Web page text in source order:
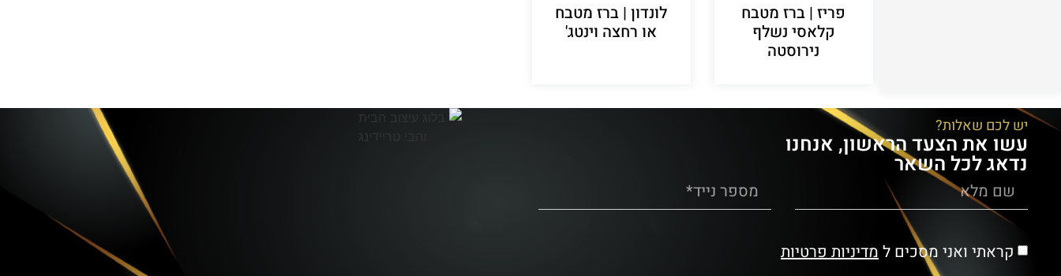
פריז | ברז מטבח
קלאסי נשלף
נירוסטה
לונדון | ברז מטבח
או רחצה וינטג'
יש לכם שאלות?
עשו את הצעד הראשון, אנחנו
נדאג לכל השאר
קראתי ואני מסכים ל מדיניות פרטיות